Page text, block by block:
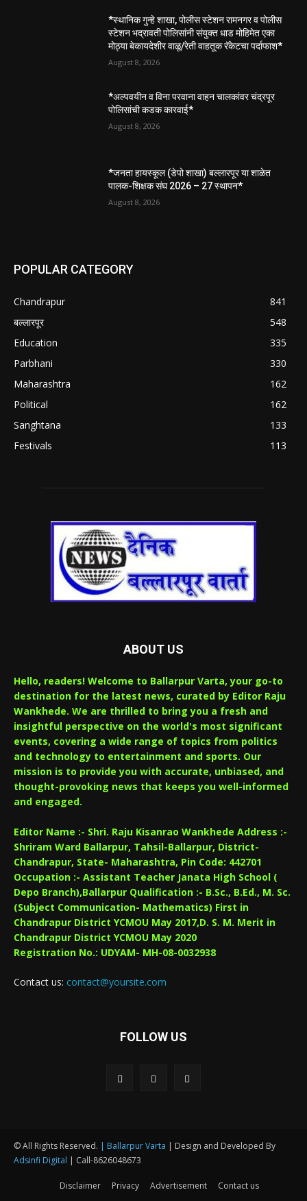
*स्थानिक गुन्हे शाखा, पोलीस स्टेशन रामनगर व पोलीस
स्टेशन भद्रावती पोलिसांनी संयुक्त धाड मोहिमेत एका
मोठ्या बेकायदेशीर वाळू/रेती वाहतूक रॅकेटचा पर्दाफाश*
August 8, 2026
*अल्पवयीन व विना परवाना वाहन चालकांवर चंद्रपूर
पोलिसांची कडक कारवाई*
August 8, 2026
*जनता हायस्कूल (डेपो शाखा) बल्लारपूर या शाळेत
पालक-शिक्षक संघ 2026 – 27 स्थापन*
August 8, 2026
POPULAR CATEGORY
Chandrapur
841
बल्लारपूर
548
Education
335
Parbhani
330
Maharashtra
162
Political
162
Sanghtana
133
Festivals
113
ABOUT US
Hello, readers! Welcome to Ballarpur Varta, your go-to
destination for the latest news, curated by Editor Raju
Wankhede. We are thrilled to bring you a fresh and
insightful perspective on the world's most significant
events, covering a wide range of topics from politics
and technology to entertainment and sports. Our
mission is to provide you with accurate, unbiased, and
thought-provoking news that keeps you well-informed
and engaged.
Editor Name :- Shri. Raju Kisanrao Wankhede Address :-
Shriram Ward Ballarpur, Tahsil-Ballarpur, District-
Chandrapur, State- Maharashtra, Pin Code: 442701
Occupation :- Assistant Teacher Janata High School (
Depo Branch),Ballarpur Qualification :- B.Sc., B.Ed., M. Sc.
(Subject Communication- Mathematics) First in
Chandrapur District YCMOU May 2017,D. S. M. Merit in
Chandrapur District YCMOU May 2020
Registration No.: UDYAM- MH-08-0032938
Contact us: contact@yoursite.com
FOLLOW US
© All Rights Reserved. | Ballarpur Varta | Design and Developed By
Adsinfi Digital | Call-8626048673
Disclaimer Privacy Advertisement Contact us